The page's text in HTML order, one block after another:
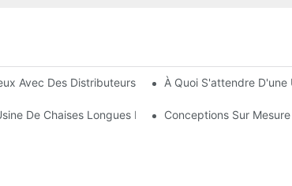
Avec Des Distributeurs De Parasols De Plage
À Quoi S'attendre D'une
De Chaises Longues D'extérieurConceptions Sur